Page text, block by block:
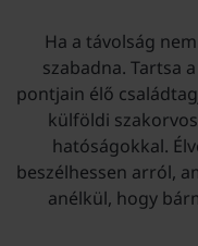
Ha a távolság
szabadna. Tartsa
pontjain élő
külföldi
hatóságokkal.
beszélhessen arról,
anélkül, hogy